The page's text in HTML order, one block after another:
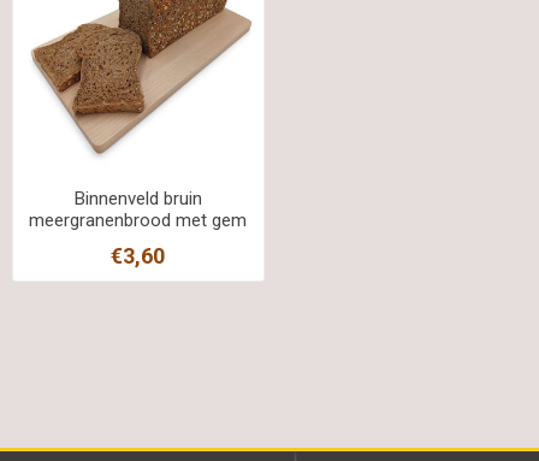
Binnenveld bruin
meergranenbrood met gem
€3,60